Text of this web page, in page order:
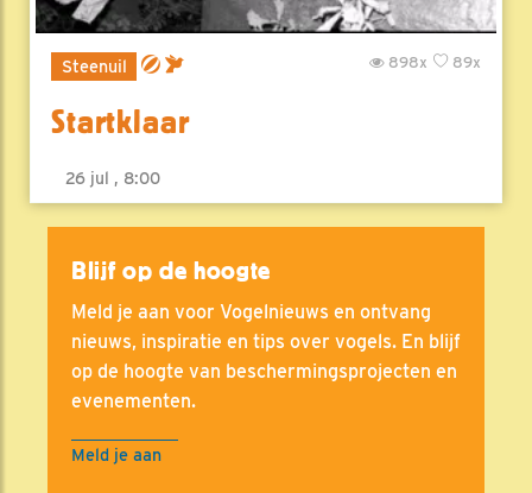
Steenuil 89x
898x
Startklaar
26 jul , 8:00
Blijf op de hoogte
Meld je aan voor Vogelnieuws en ontvang
nieuws, inspiratie en tips over vogels. En blijf
op de hoogte van beschermingsprojecten en
evenementen.
Meld je aan